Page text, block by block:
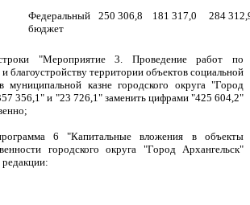
Федеральный
бюджет
250 306,8 181 317,0 284
"Мероприятие 3. Проведение работ по
благоустройству территории объектов социальной
казне городского округа "Город
356,1" и "23 726,1" заменить цифрами "425 604,2"
6 "Капитальные вложения в объекты
городского округа "Город Архангельск"